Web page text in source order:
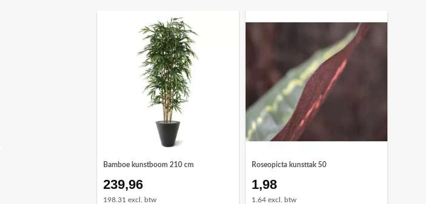
Bamboe kunstboom 210 cm
239,96
198.31 excl. btw
Roseopicta kunsttak 50
1,98
1.64 excl. btw